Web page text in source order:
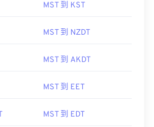
MST 到 KST
MST 到 NZDT
MST 到 AKDT
MST 到 EET
MST 到 EDT